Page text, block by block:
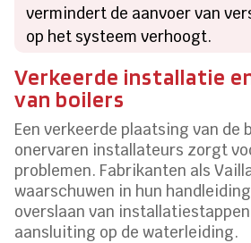
vermindert de aanvoer van
op het systeem verhoogt.
Verkeerde installatie
van boilers
Een verkeerde plaatsing van de
onervaren installateurs zorgt
problemen. Fabrikanten als
waarschuwen in hun
overslaan van
aansluiting op de waterleiding.